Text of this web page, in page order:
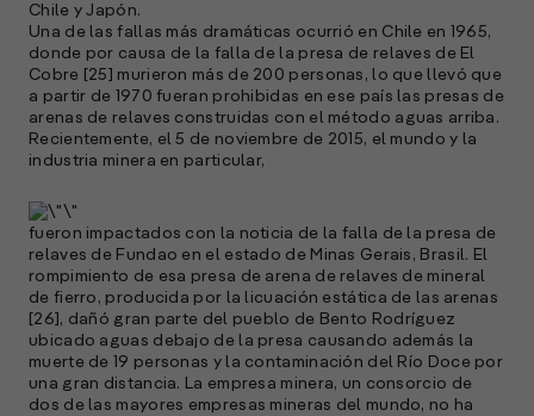
Chile y Japón.
Una de las fallas más dramáticas ocurrió en Chile en 1965,
donde por causa de la falla de la presa de relaves de El
Cobre [25] murieron más de 200 personas, lo que llevó que
a partir de 1970 fueran prohibidas en ese país las presas de
arenas de relaves construidas con el método aguas arriba.
Recientemente, el 5 de noviembre de 2015, el mundo y la
industria minera en particular,
fueron impactados con la noticia de la falla de la presa de
relaves de Fundao en el estado de Minas Gerais, Brasil. El
rompimiento de esa presa de arena de relaves de mineral
de fierro, producida por la licuación estática de las arenas
[26], dañó gran parte del pueblo de Bento Rodríguez
ubicado aguas debajo de la presa causando además la
muerte de 19 personas y la contaminación del Río Doce por
una gran distancia. La empresa minera, un consorcio de
dos de las mayores empresas mineras del mundo, no ha